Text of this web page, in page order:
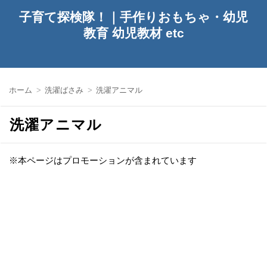
子育て探検隊！｜手作りおもちゃ・幼児
教育 幼児教材 etc
ホーム 洗濯ばさみ 洗濯アニマル
洗濯アニマル
※本ページはプロモーションが含まれています